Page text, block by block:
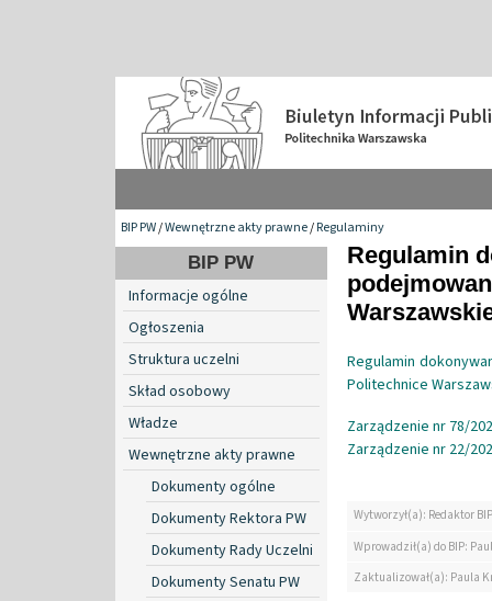
BIP PW/Wewnętrzne akty prawne/Regulaminy
BIP PW
Informacje ogólne
Ogłoszenia
Struktura uczelni
Skład osobowy
Władze
Wewnętrzne akty prawne
Dokumenty ogólne
Dokumenty Rektora PW
Dokumenty Rady Uczelni
Dokumenty Senatu PW
Regulamin
Regulamin
Politechnice
Zarządzenie nr 78/
Zarządzenie nr 22/
Wytworzył(a): Redaktor BIP
Wprowadził(a) do BIP:
Zaktualizował(a): Paula